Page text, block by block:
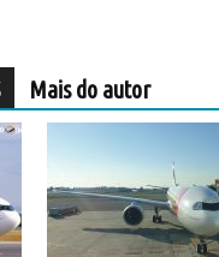
Mais do autor